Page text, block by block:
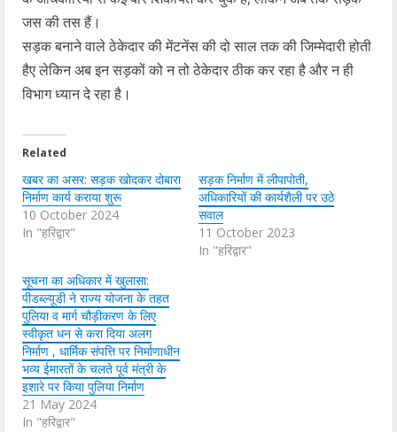
जस की तस हैं।
सड़क बनाने वाले ठेकेदार की मेंटनेंस की दो साल तक की जिम्मेदारी होती
हैए लेकिन अब इन सड़कों को न तो ठेकेदार ठीक कर रहा है और न ही
विभाग ध्यान दे रहा है।
Related
खबर का असर: सड़क खोदकर दोबारा
निर्माण कार्य कराया शुरू
10 October 2024
In "हरिद्वार"
सड़क निर्माण में लीपापोती,
अधिकारियों की कार्यशैली पर उठे
सवाल
11 October 2023
In "हरिद्वार"
सूचना का अधिकार में खुलासा:
पीडब्ल्यूडी ने राज्य योजना के तहत
पुलिया व मार्ग चौड़ीकरण के लिए
स्वीकृत धन से करा दिया अलग
निर्माण , धार्मिक संपत्ति पर निर्माणाधीन
भव्य ईमारतों के चलते पूर्व मंत्री के
इशारे पर किया पुलिया निर्माण
21 May 2024
In "हरिद्वार"